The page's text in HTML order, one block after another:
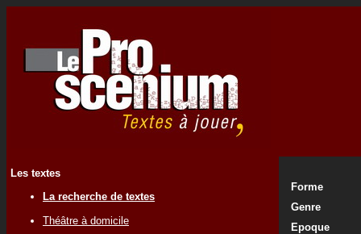
Les textes
La recherche de textes
Théâtre à domicile
Forme
Genre
Epoque